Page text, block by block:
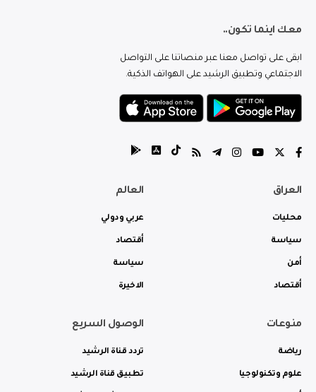
معك اينما تكون..
ابقى على تواصل معنا عبر منصاتنا على التواصل
الاجتماعي وتطبيق الرشيد على الهواتف الذكية.
العراق
محليات
سياسة
أمن
أقتصاد
العالم
عربي ودولي
أقتصاد
سياسة
الاخيرة
منوعات
رياضة
علوم وتكنولوجيا
الوصول السريع
تردد قناة الرشيد
تطبيق قناة الرشيد